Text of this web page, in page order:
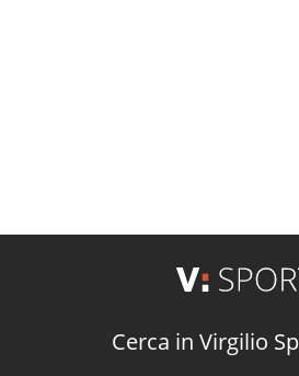
Cerca in Virgilio